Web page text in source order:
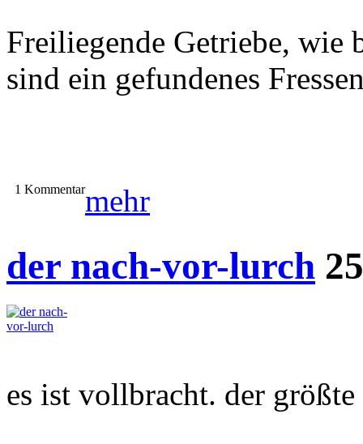
Freiliegende Getriebe, wie
sind ein gefundenes
1 Kommentarmehr
der nach-vor-lurch
es ist vollbracht. der